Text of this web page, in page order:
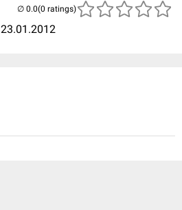
23.01.2012
(0 ratings)